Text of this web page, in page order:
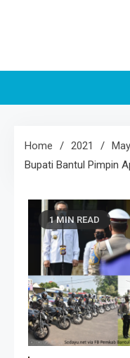
Home 2021 May
Bupati Bantul Pimpin
1 MIN READ